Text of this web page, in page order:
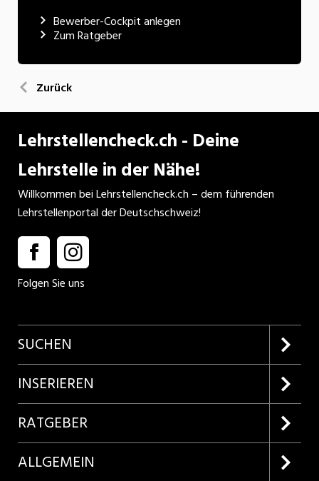
Bewerber-Cockpit anlegen
Zum Ratgeber
Zurück
Lehrstellencheck.ch - Deine
Lehrstelle in der Nähe!
Willkommen bei Lehrstellencheck.ch – dem führenden
Lehrstellenportal der Deutschschweiz!
Folgen Sie uns
SUCHEN
Firmenprofile entdecken
Lehrstellen suchen
INSERIEREN
Kundenlogin
Inserieren
RATGEBER
Lehrberufe entdecken
ALLGEMEIN